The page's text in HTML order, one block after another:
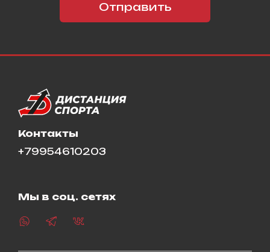
Отправить
Контакты
+79954610203
Мы в соц. сетях